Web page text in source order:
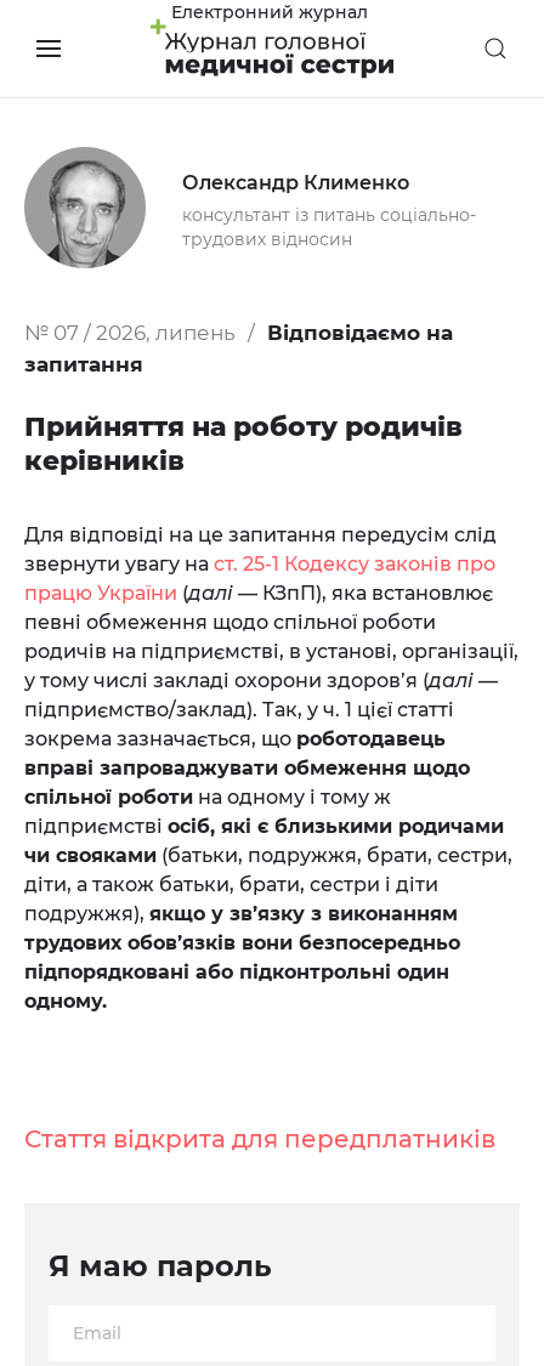
Електронний журнал
Олександр Клименко
консультант із питань соціально-
трудових відносин
№ 07 / 2026, липень
Відповідаємо на
запитання
Прийняття на роботу родичів
керівників
Для відповіді на це запитання передусім слід
звернути увагу на ст. 25-1 Кодексу законів про
працю України (далі — КЗпП), яка встановлює
певні обмеження щодо спільної роботи
родичів на підприємстві, в установі, організації,
у тому числі закладі охорони здоров’я (далі —
підприємство/заклад). Так, у ч. 1 цієї статті
зокрема зазначається, що роботодавець
вправі запроваджувати обмеження щодо
спільної роботи на одному і тому ж
підприємстві осіб, які є близькими родичами
чи свояками (батьки, подружжя, брати, сестри,
діти, а також батьки, брати, сестри і діти
подружжя), якщо у зв’язку з виконанням
трудових обов’язків вони безпосередньо
підпорядковані або підконтрольні один
одному.
Стаття відкрита для передплатників
Я маю пароль